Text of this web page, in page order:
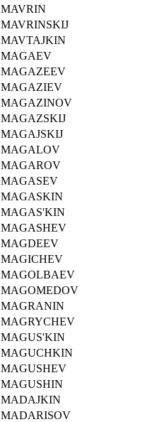
MAVRIN
MAVRINSKIJ
MAVTAJKIN
MAGAEV
MAGAZEEV
MAGAZIEV
MAGAZINOV
MAGAZSKIJ
MAGAJSKIJ
MAGALOV
MAGAROV
MAGASEV
MAGASKIN
MAGAS'KIN
MAGASHEV
MAGDEEV
MAGICHEV
MAGOLBAEV
MAGOMEDOV
MAGRANIN
MAGRYCHEV
MAGUS'KIN
MAGUCHKIN
MAGUSHEV
MAGUSHIN
MADAJKIN
MADARISOV